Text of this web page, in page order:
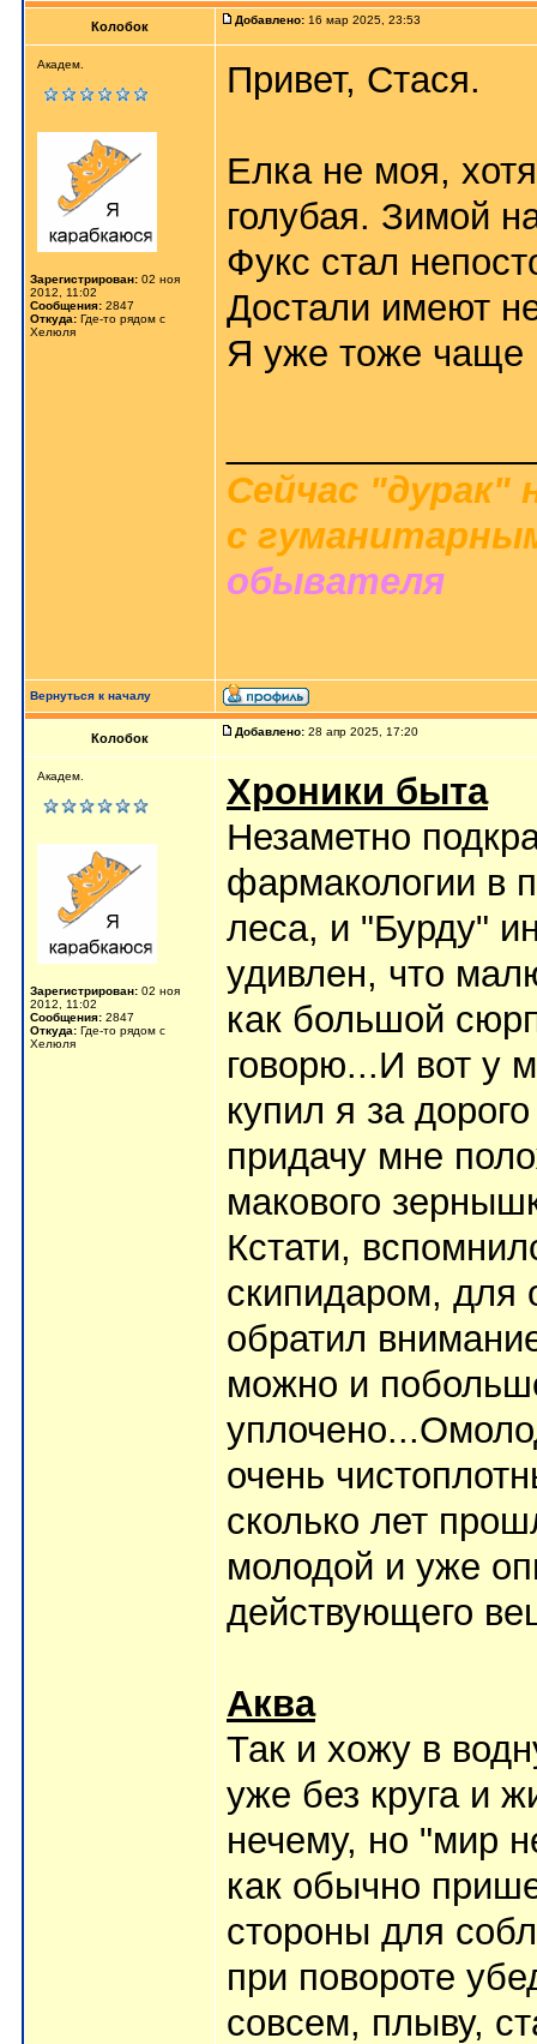
Колобок Добавлено: 16 мар 2025, 23:53
Академ.
Зарегистрирован: 02 ноя
2012, 11:02
Сообщения: 2847
Откуда: Где-то рядом с
Хелюля
Привет, Стася.
Елка не моя,
голубая. Зимой
Фукс стал
Достали имеют
Я уже тоже чаще
Сейчас "дурак"
с
обывателя
Вернуться к началу
Колобок Добавлено: 28 апр 2025, 17:20
Академ.
Зарегистрирован: 02 ноя
2012, 11:02
Сообщения: 2847
Откуда: Где-то рядом с
Хелюля
Хроники быта
Незаметно
фармакологии в
леса, и "Бурду"
удивлен, что
как большой
говорю...И вот у
купил я за
придачу мне
макового
Кстати,
скипидаром, для
обратил
можно и
очень
сколько лет
молодой и уже
действующего
Аква
Так и хожу в
уже без круга и
нечему, но "мир
как обычно
стороны для
при повороте
совсем, плыву,